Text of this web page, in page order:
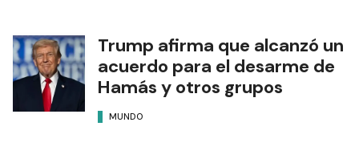
Trump afirma que alcanzó un
acuerdo para el desarme de
Hamás y otros grupos
MUNDO